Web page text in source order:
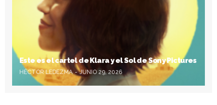
Este es el cartel de Klara y el Sol de Sony Pictures
HÉCTOR LEDEZMA JUNIO 29, 2026